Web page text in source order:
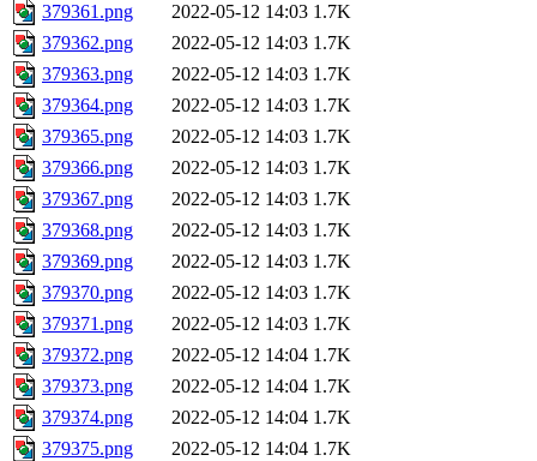
379361.png 2022-05-12 14:03 1.7K
379362.png
2022-05-12 14:03 1.7K
379363.png
2022-05-12 14:03 1.7K
379364.png
2022-05-12 14:03 1.7K
379365.png
2022-05-12 14:03 1.7K
379366.png
2022-05-12 14:03 1.7K
379367.png
2022-05-12 14:03 1.7K
379368.png
2022-05-12 14:03 1.7K
379369.png
2022-05-12 14:03 1.7K
379370.png
2022-05-12 14:03 1.7K
379371.png
2022-05-12 14:03 1.7K
379372.png
2022-05-12 14:04 1.7K
379373.png
2022-05-12 14:04 1.7K
379374.png
2022-05-12 14:04 1.7K
379375.png
2022-05-12 14:04 1.7K